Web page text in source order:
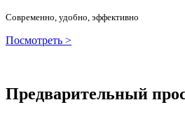
Современно, удобно, эффективно
Посмотреть >
Предварительный